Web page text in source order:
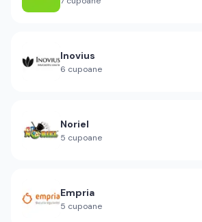
Inovius
6 cupoane
Noriel
5 cupoane
Empria
5 cupoane